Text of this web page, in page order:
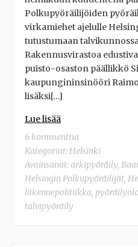
Polkupyöräilijöiden
virkamiehet ajelulle
tutustumaan
Rakennusvirastoa
puisto-osaston päällikkö
kaupungininsinööri
lisäksi[…]
Lue lisää
6 kommenttia
Kategoriat:Helsinki
Avainsanat:arkipyöräily,
Helsingin Polkupyöräilijät,
liikennepolitiikka,
talvipyöräily